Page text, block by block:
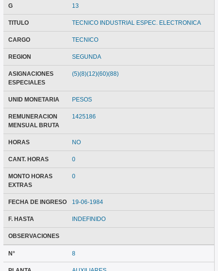
G 13
TITULO TECNICO INDUSTRIAL ESPEC. ELECTRONICA
CARGO TECNICO
REGION SEGUNDA
ASIGNACIONES
ESPECIALES
(5)(8)(12)(60)(88)
UNID MONETARIA PESOS
REMUNERACION
MENSUAL BRUTA
1425186
HORAS NO
CANT. HORAS 0
MONTO HORAS
EXTRAS
0
FECHA DE INGRESO 19-06-1984
F. HASTA INDEFINIDO
OBSERVACIONES
N° 8